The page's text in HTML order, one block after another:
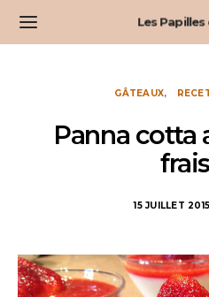
Les Papilles
GÂTEAUX
Panna cotta
15 JUILLET 2015